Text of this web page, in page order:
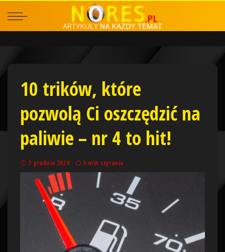
10 trików, które
pozwolą Ci oszczędzić na
paliwie – nr 4 to hit!
7 grudnia 2024 5 min czytania